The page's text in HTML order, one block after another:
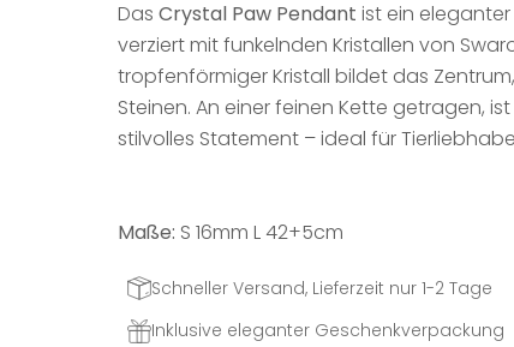
Das Crystal Paw Pendant ist ein eleganter
verziert mit funkelnden Kristallen von
tropfenförmiger Kristall bildet das
Steinen. An einer feinen Kette getragen,
stilvolles Statement – ideal für
Maße: S 16mm L 42+5cm
Schneller Versand, Lieferzeit nur 1-2 Tage
Inklusive eleganter Geschenkverpackung